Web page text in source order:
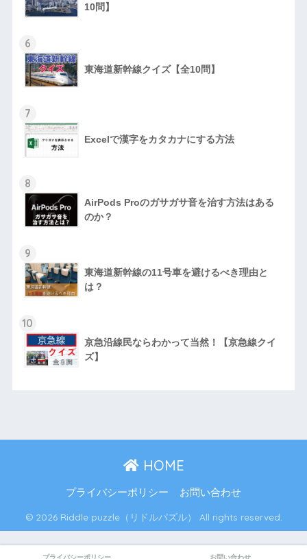
10問】
6
東海道新幹線クイズ【全10問】
7
Excelで漢字をカタカナにする方法
8
AirPods Proのガサガサ音を治す方法はある
のか？
9
東海道新幹線の11号車を避けるべき理由と
は？
10
京急沿線民ならわかって当然！【京急線クイ
ズ】
HOME
プライバシーポリシー お問い合わせ
© 2026 Riddle puzzle（リドルパズル） All rights reserved.
プライバシーポリシー お問い合わせ